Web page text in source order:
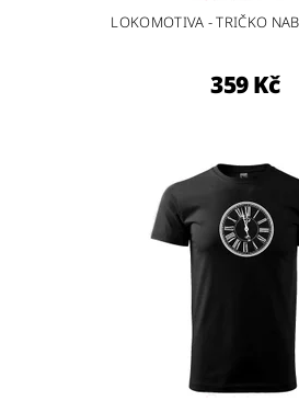
LOKOMOTIVA - TRIČKO
359 Kč